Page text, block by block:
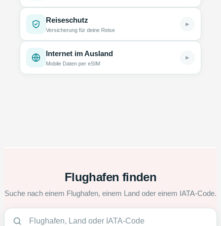
Reiseschutz
Versicherung für deine Reise
►
Internet im Ausland
Mobile Daten per eSIM
►
Flughafen finden
Suche nach einem Flughafen, einem Land oder einem IATA-Code.